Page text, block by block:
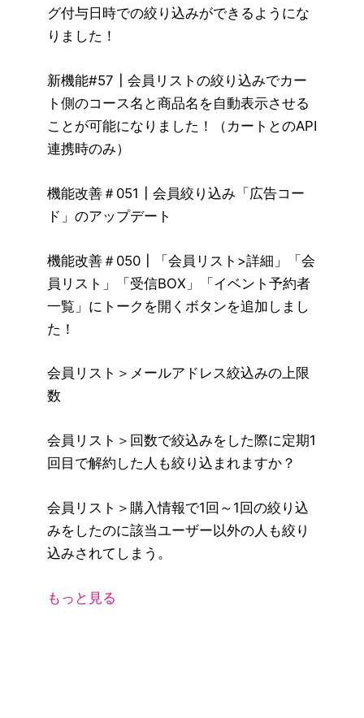
グ付与日時での絞り込みができるようにな
りました！
新機能#57┃会員リストの絞り込みでカー
ト側のコース名と商品名を自動表示させる
ことが可能になりました！（カートとのAPI
連携時のみ）
機能改善＃051┃会員絞り込み「広告コー
ド」のアップデート
機能改善＃050┃「会員リスト>詳細」「会
員リスト」「受信BOX」「イベント予約者
一覧」にトークを開くボタンを追加しまし
た！
会員リスト＞メールアドレス絞込みの上限
数
会員リスト＞回数で絞込みをした際に定期1
回目で解約した人も絞り込まれますか？
会員リスト＞購入情報で1回～1回の絞り込
みをしたのに該当ユーザー以外の人も絞り
込みされてしまう。
もっと見る